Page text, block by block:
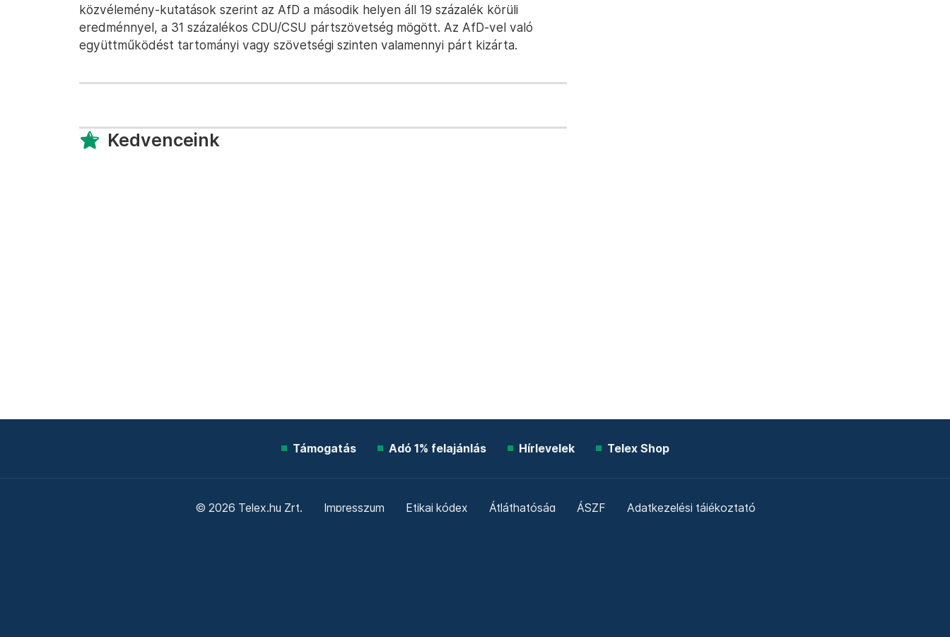
közvélemény-kutatások szerint az AfD a második helyen áll 19 százalék körüli
eredménnyel, a 31 százalékos CDU/CSU pártszövetség mögött. Az AfD-vel való
együttműködést tartományi vagy szövetségi szinten valamennyi párt kizárta.
Kedvenceink
Támogatás Adó 1% felajánlás Hírlevelek Telex Shop
© 2026 Telex.hu Zrt. Impresszum Etikai kódex Átláthatóság ÁSZF Adatkezelési tájékoztató